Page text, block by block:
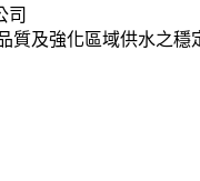
司
質及強化區域供水之